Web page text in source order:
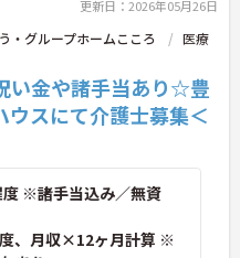
更新日：2026年05月26日
・グループホームこころ
医療
い金や諸手当あり☆豊
スにて介護士募集＜
度 ※諸手当込み／無資
、月収×12ヶ月計算 ※